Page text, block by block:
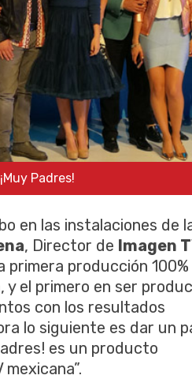
Heberto
en las instalaciones de
, Director de Imagen
primera producción 100%
el primero en ser
con los resultados
lo siguiente es dar un
es un producto